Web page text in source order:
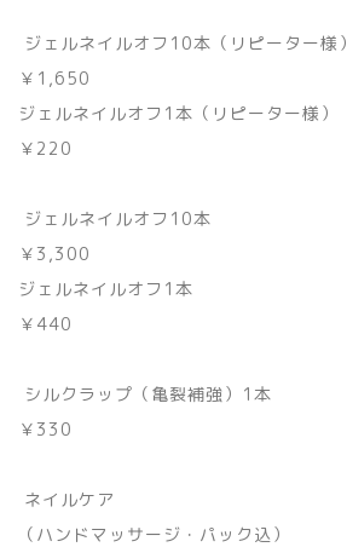
ジェルネイルオフ10本（リピーター様）
￥1,650
ジェルネイルオフ1本（リピーター様）
￥220
ジェルネイルオフ10本
￥3,300
ジェルネイルオフ1本
￥440
シルクラップ（亀裂補強）1本
￥330
ネイルケア
（ハンドマッサージ・パック込）